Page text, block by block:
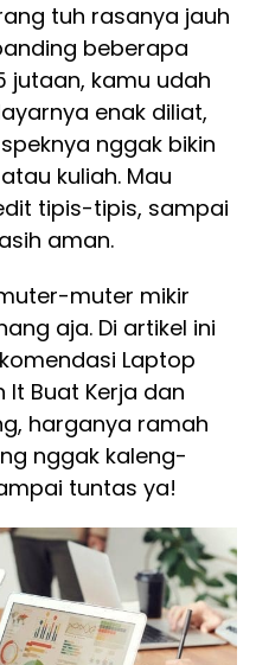
tuh rasanya jauh
beberapa
jutaan, kamu udah
enak diliat,
nggak bikin
kuliah. Mau
tipis-tipis, sampai
aman.
muter mikir
aja. Di artikel ini
Laptop
It Buat Kerja dan
harganya ramah
nggak kaleng-
tuntas ya!